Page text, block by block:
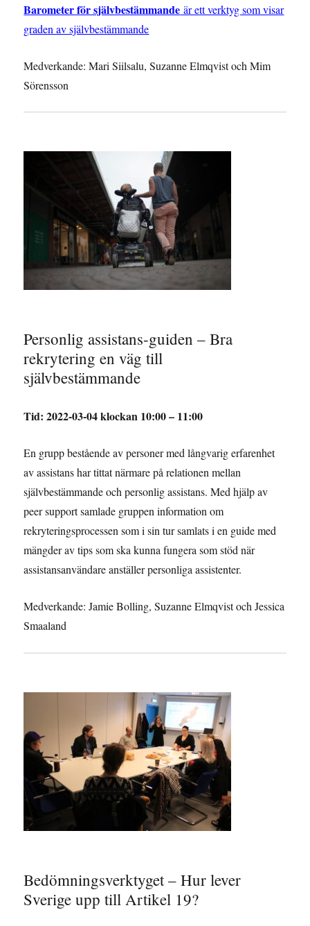
Barometer för självbestämmande är ett verktyg som visar
graden av självbestämmande
Medverkande: Mari Siilsalu, Suzanne Elmqvist och Mim
Sörensson
Personlig assistans-guiden – Bra
rekrytering en väg till
självbestämmande
Tid: 2022-03-04 klockan 10:00 – 11:00
En grupp bestående av personer med långvarig erfarenhet
av assistans har tittat närmare på relationen mellan
självbestämmande och personlig assistans. Med hjälp av
peer support samlade gruppen information om
rekryteringsprocessen som i sin tur samlats i en guide med
mängder av tips som ska kunna fungera som stöd när
assistansanvändare anställer personliga assistenter.
Medverkande: Jamie Bolling, Suzanne Elmqvist och Jessica
Smaaland
Bedömningsverktyget – Hur lever
Sverige upp till Artikel 19?